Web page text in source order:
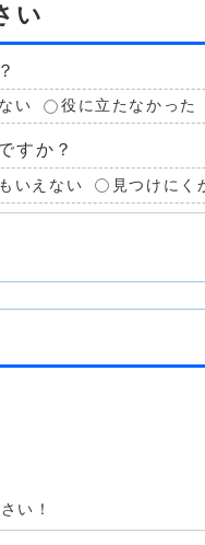
い
い 役に立たなかった
すか？
いえない 見つけにく
い！